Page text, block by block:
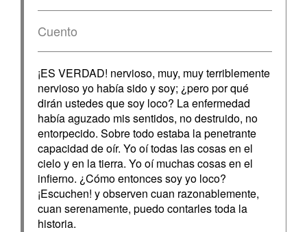
Cuento
¡ES VERDAD! nervioso, muy, muy terriblemente
nervioso yo había sido y soy; ¿pero por qué
dirán ustedes que soy loco? La enfermedad
había aguzado mis sentidos, no destruido, no
entorpecido. Sobre todo estaba la penetrante
capacidad de oír. Yo oí todas las cosas en el
cielo y en la tierra. Yo oí muchas cosas en el
infierno. ¿Cómo entonces soy yo loco?
¡Escuchen! y observen cuan razonablemente,
cuan serenamente, puedo contarles toda la
historia.